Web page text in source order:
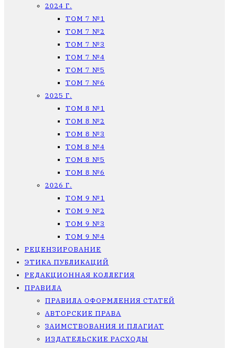
2024 Г.
ТОМ 7 №1
ТОМ 7 №2
ТОМ 7 №3
ТОМ 7 №4
ТОМ 7 №5
ТОМ 7 №6
2025 Г.
ТОМ 8 №1
ТОМ 8 №2
ТОМ 8 №3
ТОМ 8 №4
ТОМ 8 №5
ТОМ 8 №6
2026 Г.
ТОМ 9 №1
ТОМ 9 №2
ТОМ 9 №3
ТОМ 9 №4
РЕЦЕНЗИРОВАНИЕ
ЭТИКА ПУБЛИКАЦИЙ
РЕДАКЦИОННАЯ КОЛЛЕГИЯ
ПРАВИЛА
ПРАВИЛА ОФОРМЛЕНИЯ СТАТЕЙ
АВТОРСКИЕ ПРАВА
ЗАИМСТВОВАНИЯ И ПЛАГИАТ
ИЗДАТЕЛЬСКИЕ РАСХОДЫ